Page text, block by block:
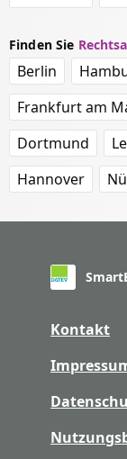
Finden Sie
Berlin
Frankfurt am
Dortmund
Hannover
Kontakt